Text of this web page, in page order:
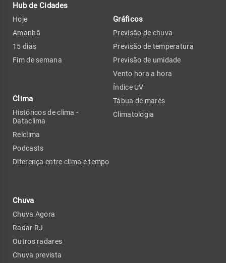
Hub de Cidades
Hoje
Amanhã
15 dias
Fim de semana
Clima
Históricos de clima -
Dataclima
Relclima
Podcasts
Diferença entre clima e tempo
Chuva
Chuva Agora
Radar RJ
Outros radares
Chuva prevista
Gráficos
Previsão de chuva
Previsão de temperatura
Previsão de umidade
Vento hora a hora
Índice UV
Tábua de marés
Climatologia